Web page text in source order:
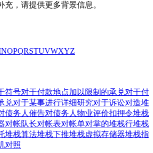
充，请提供更多背景信息。
NOPQRSTUVWXYZ
符号对于付款地点加以限制的承兑对于付
兑对于某事进行详细研究对于诉讼对造堆
债务人催告对债务人物业评价扣押令堆栈
对帐队长对帐表对帐单对掌的堆栈行堆栈
堆栈算法堆栈下推堆栈虚拟存储器堆栈指
对照